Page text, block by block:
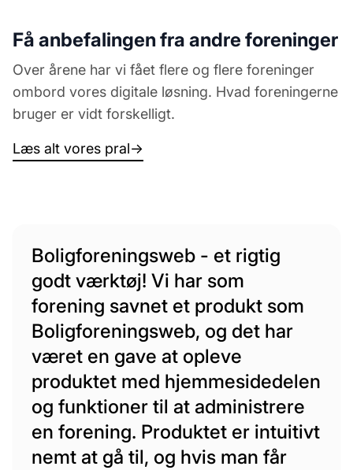
Få anbefalingen fra andre foreninger
Over årene har vi fået flere og flere foreninger
ombord vores digitale løsning. Hvad foreningerne
bruger er vidt forskelligt.
Læs alt vores pral→
Boligforeningsweb - et rigtig
godt værktøj! Vi har som
forening savnet et produkt som
Boligforeningsweb, og det har
været en gave at opleve
produktet med hjemmesidedelen
og funktioner til at administrere
en forening. Produktet er intuitivt
nemt at gå til, og hvis man får